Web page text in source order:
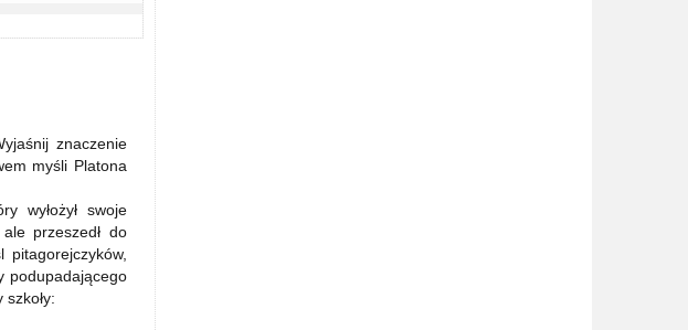
znaczenie
myśli Platona
wyłożył swoje
przeszedł do
podupadającego